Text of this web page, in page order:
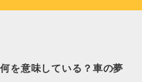
を意味している？車の夢